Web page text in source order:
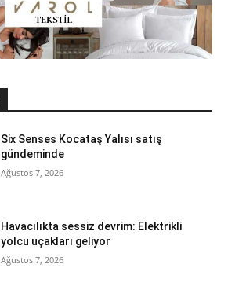
Six Senses Kocataş Yalısı satış
gündeminde
Ağustos 7, 2026
Havacılıkta sessiz devrim: Elektrikli
yolcu uçakları geliyor
Ağustos 7, 2026